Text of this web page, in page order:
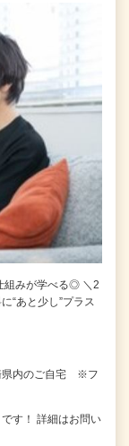
組みが学べる◎ ＼2
“あと少し”プラス
県内のご自宅 ※フ
す！ 詳細はお問い